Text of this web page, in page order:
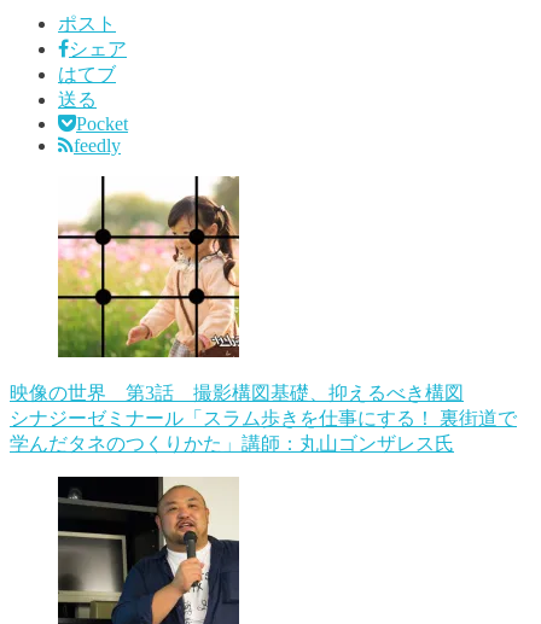
ポスト
シェア
はてブ
送る
Pocket
feedly
映像の世界 第3話 撮影構図基礎、抑えるべき構図
シナジーゼミナール「スラム歩きを仕事にする！ 裏街道で
学んだタネのつくりかた」講師：丸山ゴンザレス氏